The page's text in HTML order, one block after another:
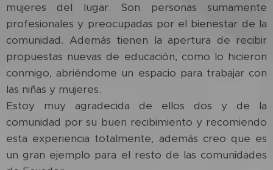
mujeres del lugar. Son personas sumamente
profesionales y preocupadas por el bienestar de la
comunidad. Además tienen la apertura de recibir
propuestas nuevas de educación, como lo hicieron
conmigo, abriéndome un espacio para trabajar con
las niñas y mujeres.
Estoy muy agradecida de ellos dos y de la
comunidad por su buen recibimiento y recomiendo
esta experiencia totalmente, además creo que es
un gran ejemplo para el resto de las comunidades